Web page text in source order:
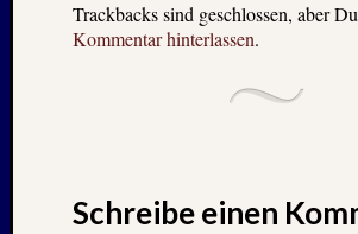
Trackbacks sind geschlossen, aber
Kommentar hinterlassen.
Schreibe einen